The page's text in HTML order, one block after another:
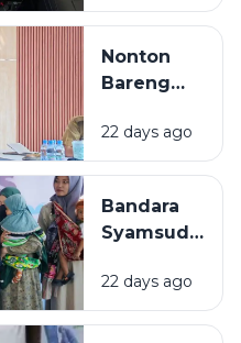
Kafilah
MTQ
Nasional
Nonton
Bareng
Dunia 2026
di Kalsel,
Siapkan
Dukungan
22 days ago
Bandara
Syamsudin
Salurkan
Bantuan
22 days ago